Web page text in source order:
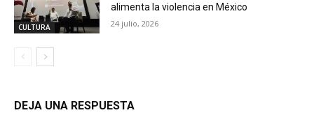
CULTURA
alimenta la violencia en México
24 julio, 2026
DEJA UNA RESPUESTA